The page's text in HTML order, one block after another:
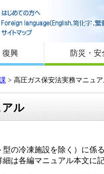
復興 防災・安
> 高圧ガス保安法実務マニュ
アル
の冷凍施設を除く）に係
は各編マニュアル本文に